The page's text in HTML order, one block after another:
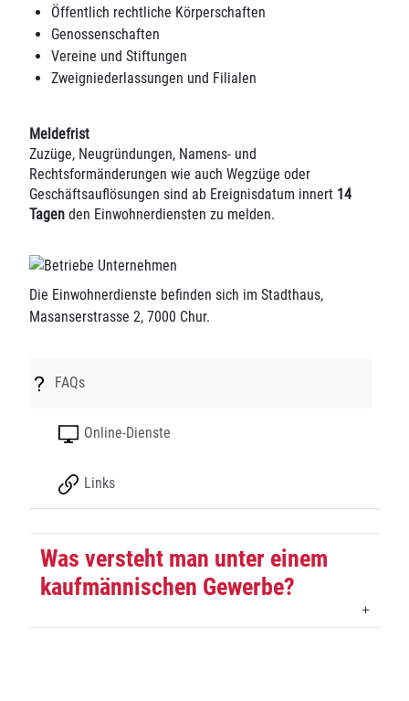
Öffentlich rechtliche Körperschaften
Genossenschaften
Vereine und Stiftungen
Zweigniederlassungen und Filialen
Meldefrist
Zuzüge, Neugründungen, Namens- und
Rechtsformänderungen wie auch Wegzüge oder
Geschäftsauflösungen sind ab Ereignisdatum innert 14
Tagen den Einwohnerdiensten zu melden.
Die Einwohnerdienste befinden sich im Stadthaus,
Masanserstrasse 2, 7000 Chur.
FAQs
Online-Dienste
Links
Frage
Was versteht man unter einem
kaufmännischen Gewerbe?